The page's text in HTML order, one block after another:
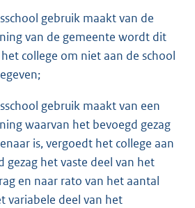
gebruik maakt van de
van de gemeente wordt dit
college om niet aan de school
gebruik maakt van een
waarvan het bevoegd gezag
is, vergoedt het college aan
gezag het vaste deel van het
en naar rato van het aantal
variabele deel van het